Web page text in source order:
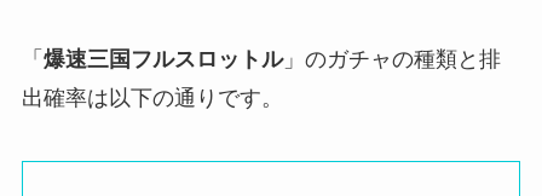
「 爆速三国フルスロットル」のガチャの種類と排
出確率は以下の通りです。